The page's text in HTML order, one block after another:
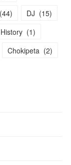
(44) DJ (15)
History (1)
Chokipeta (2)